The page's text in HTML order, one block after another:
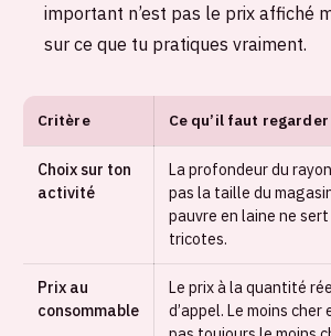
important n’est pas le prix affiché
sur ce que tu pratiques vraiment.
Critère Ce qu’il faut regarder
Choix sur ton
activité
La profondeur du
pas la taille du
pauvre en laine ne
tricotes.
Prix au
consommable
Le prix à la quantité
d’appel. Le moins